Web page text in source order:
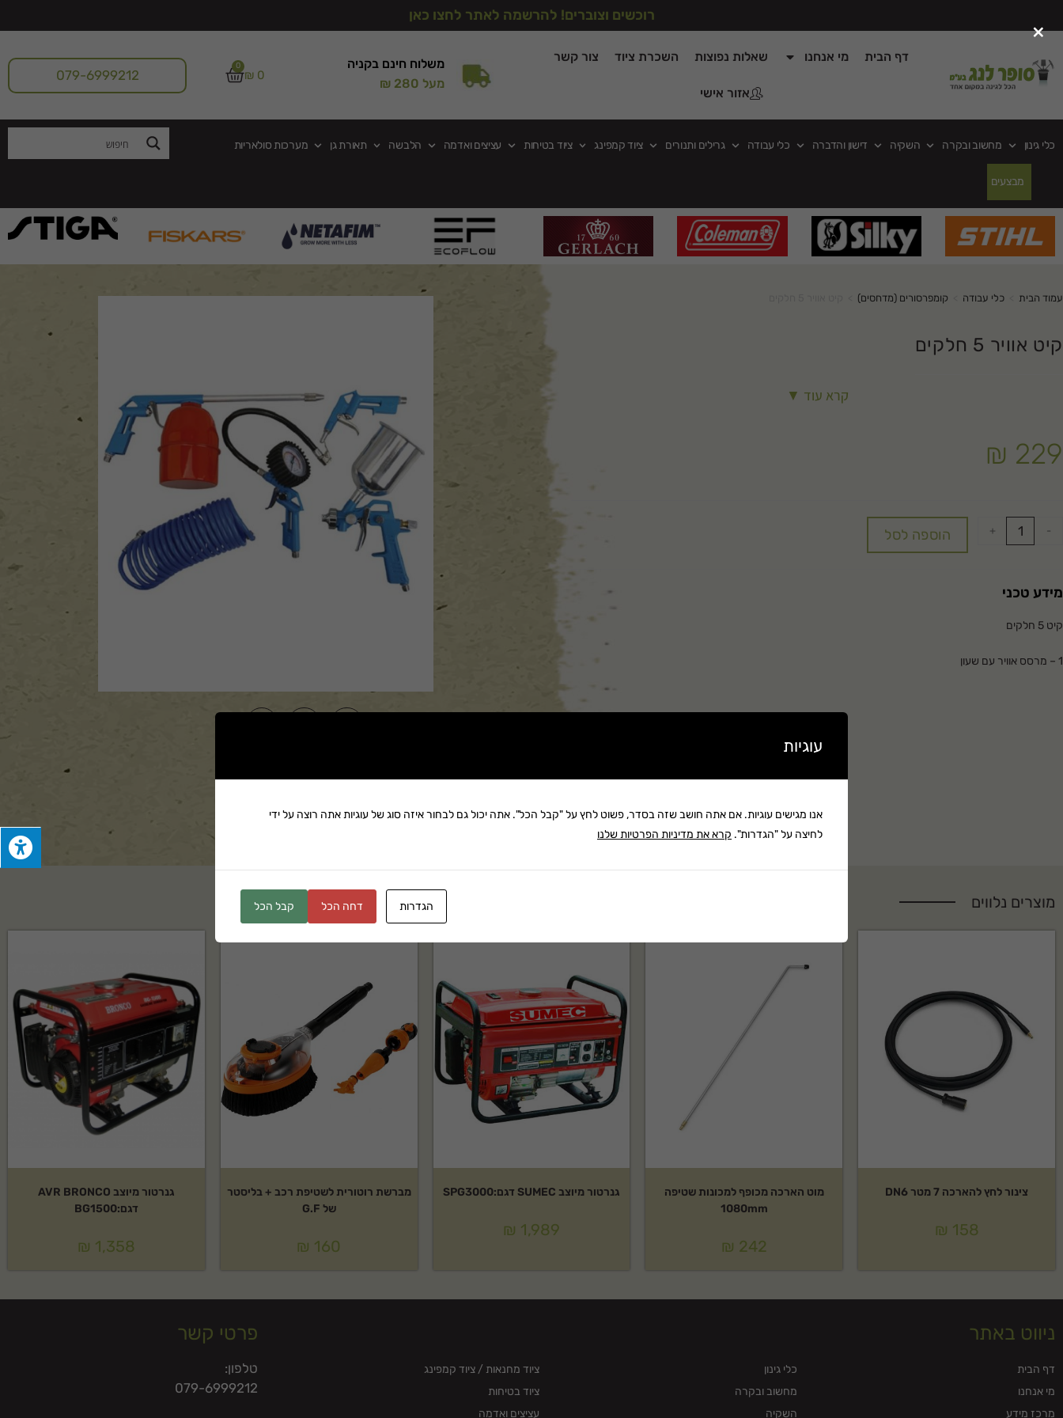
רוכשים וצוברים! להרשמה לאתר לחצו כאן
דף הבית מי אנחנו שאלות נפוצות השכרת ציוד צור קשר
אזור אישי
משלוח חינם בקניה
מעל 280 ₪
₪0
0
079-6999212
כלי גינון מחשוב ובקרה השקיה דישון והדברה כלי עבודה גרילים ותנורים ציוד קמפינג ציוד בטיחות עציצים ואדמה הלבשה תאורת גן מערכות סולאריות
מבצעים
עמוד הבית כלי עבודה קומפרסורים (מדחסים)
קיט אוויר 5 חלקים
קרא עוד ▼
₪ 229
-
+ הוספה לסל
מידע טכני
קיט 5 חלקים
1 – מרסס אוויר עם שעון
שתף:
זמן אספקה:עד 8 ימי עסקים
מוצרים נלווים
צינור לחץ להארכה 7 מטר DN6
₪ 158
מוט הארכה מכופף למכונות שטיפה
1080mm
₪ 242
גנרטור מיוצב SUMEC דגם:SPG3000
₪ 1,989
מברשת רוטורית לשטיפת רכב + בליסטר
של G.F
₪ 160
גנרטור מיוצב AVR BRONCO
דגם:BG1500
₪ 1,358
ניווט באתר
דף הבית
מי אנחנו
מרכז מידע
כלי גינון
מחשוב ובקרה
השקיה
ציוד מחנאות / ציוד קמפינג
ציוד בטיחות
עציצים ואדמה
פרטי קשר
טלפון:
079-6999212
×
עוגיות
אנו מגישים עוגיות. אם אתה חושב שזה בסדר, פשוט לחץ על "קבל הכל". אתה יכול גם לבחור איזה סוג של עוגיות אתה רוצה על ידי
לחיצה על "הגדרות". קרא את מדיניות הפרטיות שלנו
הגדרות דחה הכל קבל הכל